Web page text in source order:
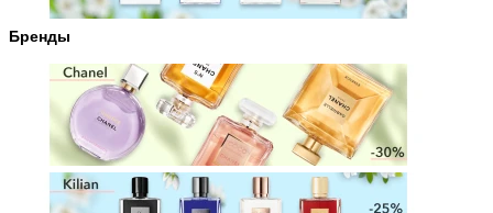
Бренды